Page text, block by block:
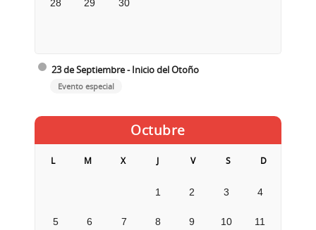
28 29 30
23 de Septiembre - Inicio del Otoño
Evento especial
Octubre
L M X J V S D
1 2 3 4
5 6 7 8 9 10 11